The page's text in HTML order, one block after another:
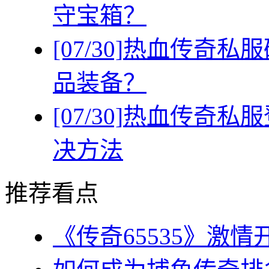
守宝箱？
[07/30]热血传奇私
品装备？
[07/30]热血传奇私
决方法
推荐看点
《传奇65535》激